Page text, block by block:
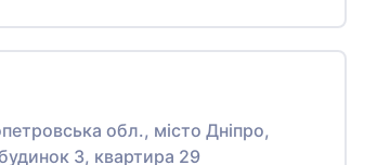
обл., місто Дніпро,
3, квартира 29